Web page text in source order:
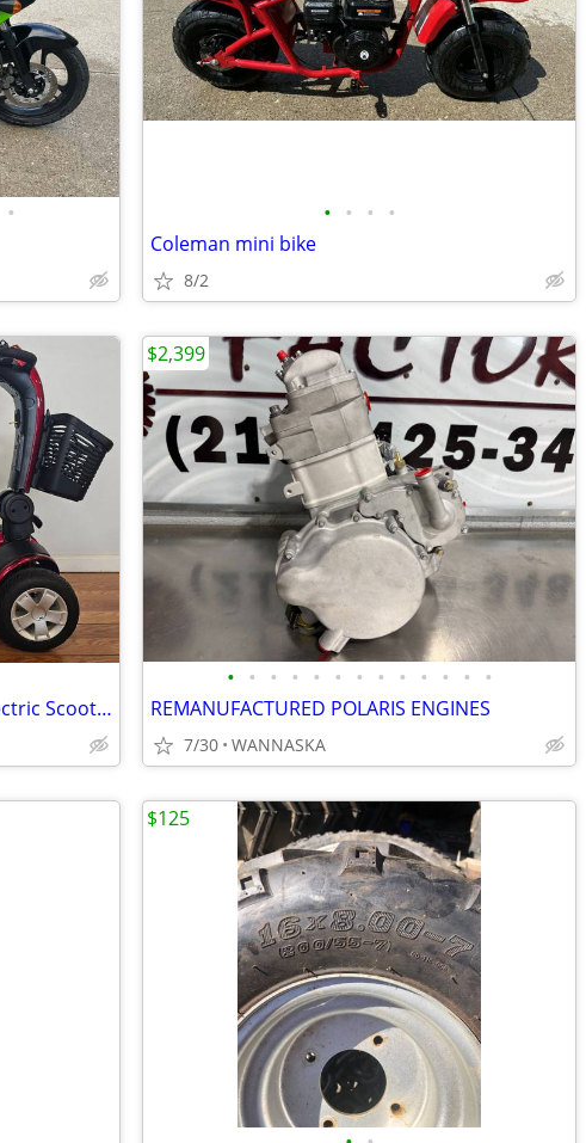
• • • • •
Coleman mini bike
8/2
PRIDE Victory Mobility 4-Wheel Electric Scooter (Great Condition)
• • • • • • • • • • • • •
REMANUFACTURED POLARIS ENGINES
7/30 WANNASKA
$2,399
$125